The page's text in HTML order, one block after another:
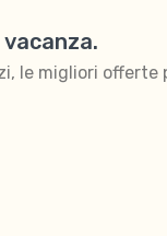
le migliori offerte